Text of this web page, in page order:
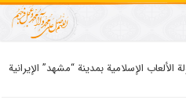
الألعاب الإسلامیة بمدینة “مشهد” الإیرانیة